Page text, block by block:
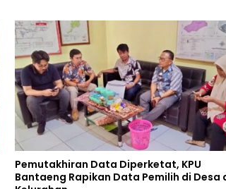
Pemutakhiran Data Diperketat, KPU
Bantaeng Rapikan Data Pemilih di Desa